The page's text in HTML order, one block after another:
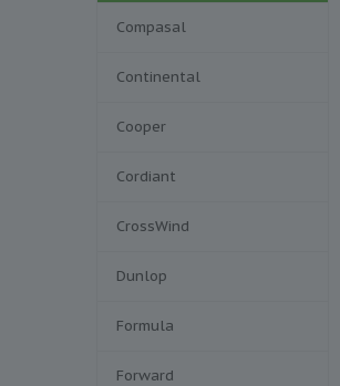
Compasal
Continental
Cooper
Cordiant
CrossWind
Dunlop
Formula
Forward